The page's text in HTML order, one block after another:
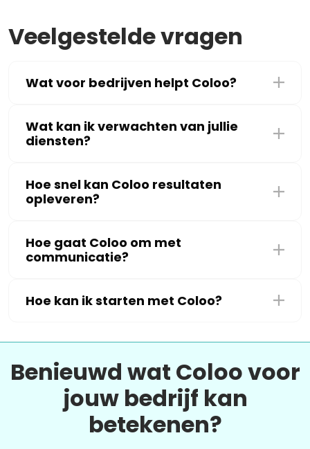
Veelgestelde vragen
Wat voor bedrijven helpt Coloo?
Wat kan ik verwachten van jullie
diensten?
Hoe snel kan Coloo resultaten
opleveren?
Hoe gaat Coloo om met
communicatie?
Hoe kan ik starten met Coloo?
Benieuwd wat Coloo voor
jouw bedrijf kan
betekenen?